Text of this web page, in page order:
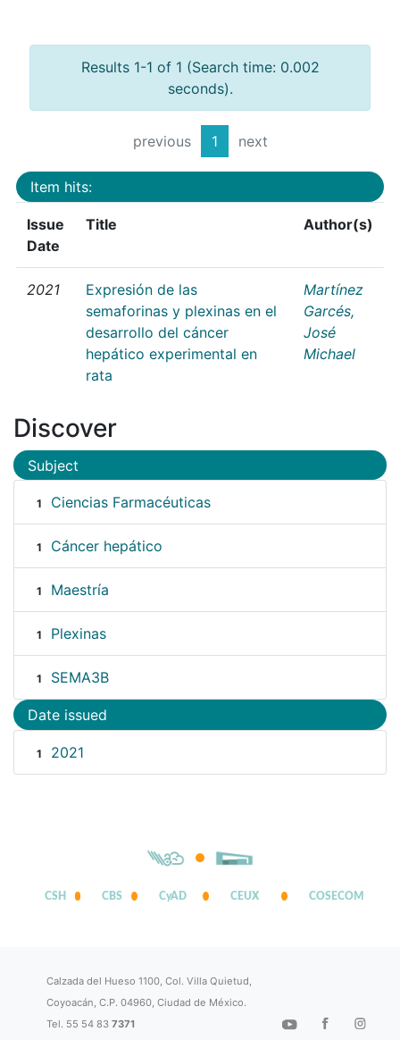
Results 1-1 of 1 (Search time: 0.002
seconds).
previous 1 next
Item hits:
Issue
Date
Title Author(s)
2021
Expresión de las
semaforinas y plexinas en el
desarrollo del cáncer
hepático experimental en
rata
Martínez
Garcés,
José
Michael
Discover
Subject
1 Ciencias Farmacéuticas
1 Cáncer hepático
1 Maestría
1 Plexinas
1 SEMA3B
Date issued
1 2021
CSH CBS CyAD CEUX COSECOM
Calzada del Hueso 1100, Col. Villa Quietud,
Coyoacán, C.P. 04960, Ciudad de México.
Tel. 55 54 837371